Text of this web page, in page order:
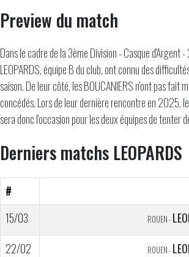
Preview du match
Dans le cadre de la 3ème Division - Casque d'Argent
LEOPARDS, équipe B du club, ont connu des
saison. De leur côté, les BOUCANIERS n'ont pas
concédés. Lors de leur dernière rencontre en 2025,
sera donc l'occasion pour les deux équipes de
Derniers matchs LEOPARDS
#
15/03
ROUEN -
22/02
ROUEN -